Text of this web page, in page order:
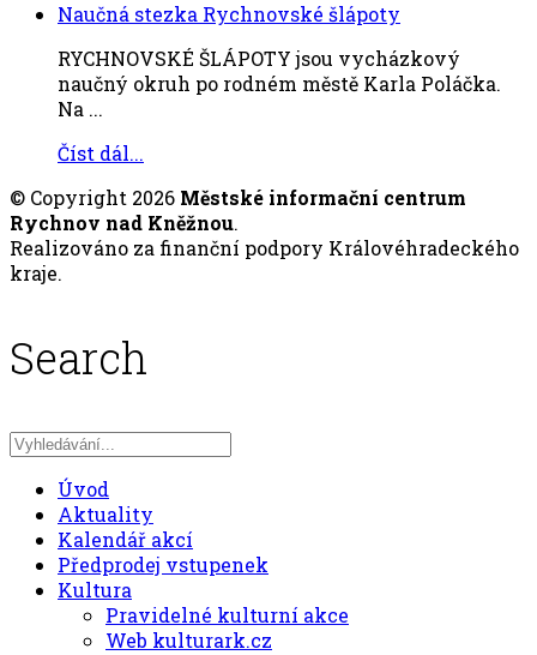
Naučná stezka Rychnovské šlápoty
RYCHNOVSKÉ ŠLÁPOTY jsou vycházkový
naučný okruh po rodném městě Karla Poláčka.
Na ...
Číst dál...
© Copyright 2026 Městské informační centrum
Rychnov nad Kněžnou.
Realizováno za finanční podpory Královéhradeckého
kraje.
Search
Úvod
Aktuality
Kalendář akcí
Předprodej vstupenek
Kultura
Pravidelné kulturní akce
Web kulturark.cz